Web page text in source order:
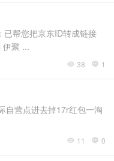
帮您把京东ID转成链接
聚 ...
 38  1
自营点进去掉17r红包一淘
 11  0